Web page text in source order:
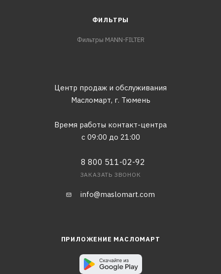
ФИЛЬТРЫ
Фильтры MANN-FILTER
Центр продаж и обслуживания
Масломарт, г. Тюмень
Время работы контакт-центра
с 09:00 до 21:00
8 800 511-02-92
ЗАКАЗАТЬ ЗВОНОК
info@maslomart.com
ПРИЛОЖЕНИЕ МАСЛОМАРТ